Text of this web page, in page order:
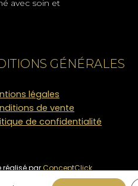
avec soin et
GÉNÉRALES
légales
de vente
de confidentialité
réalisé parConceptClick